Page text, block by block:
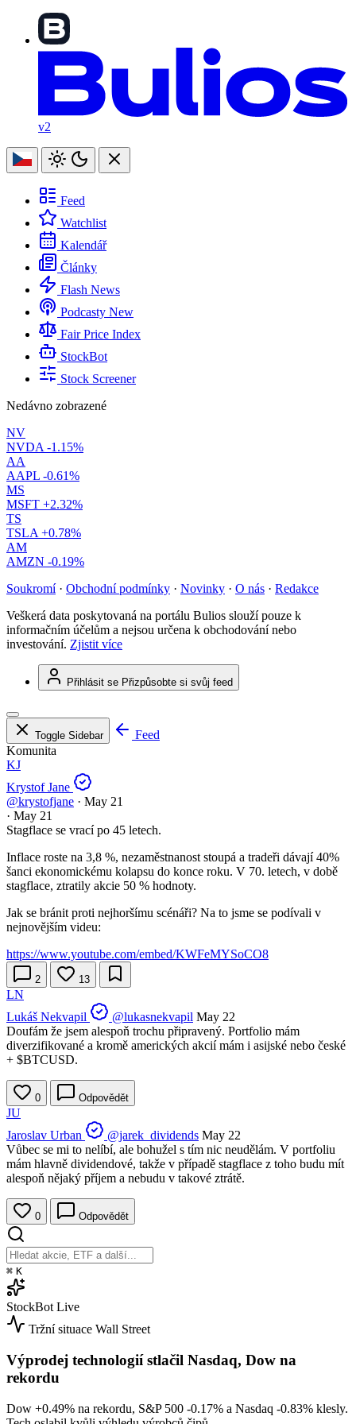
v2
Feed
Watchlist
Kalendář
Články
Flash News
Podcasty New
Fair Price Index
StockBot
Stock Screener
Nedávno zobrazené
NV
NVDA -1.15%
AA
AAPL -0.61%
MS
MSFT +2.32%
TS
TSLA +0.78%
AM
AMZN -0.19%
Soukromí · Obchodní podmínky · Novinky · O nás · Redakce
Veškerá data poskytovaná na portálu Bulios slouží pouze k
informačním účelům a nejsou určena k obchodování nebo
investování. Zjistit více
Přihlásit se Přizpůsobte si svůj feed
Toggle Sidebar
Feed
Komunita
KJ
Krystof Jane
@krystofjane · May 21
· May 21
Stagflace se vrací po 45 letech.
Inflace roste na 3,8 %, nezaměstnanost stoupá a tradeři dávají 40%
šanci ekonomickému kolapsu do konce roku. V 70. letech, v době
stagflace, ztratily akcie 50 % hodnoty.
Jak se bránit proti nejhoršímu scénáři? Na to jsme se podívali v
nejnovějším videu:
https://www.youtube.com/embed/KWFeMYSoCO8
2 13
LN
Lukáš Nekvapil
@lukasnekvapil May 22
Doufám že jsem alespoň trochu připravený. Portfolio mám
diverzifikované a kromě amerických akcií mám i asijské nebo české
+ $BTCUSD.
0 Odpovědět
JU
Jaroslav Urban
@jarek_dividends May 22
Vůbec se mi to nelíbí, ale bohužel s tím nic neudělám. V portfoliu
mám hlavně dividendové, takže v případě stagflace z toho budu mít
alespoň nějaký příjem a nebudu v takové ztrátě.
0 Odpovědět
⌘ K
StockBot Live
Tržní situace Wall Street
Výprodej technologií stlačil Nasdaq, Dow na
rekordu
Dow +0.49% na rekordu, S&P 500 -0.17% a Nasdaq -0.83% klesly.